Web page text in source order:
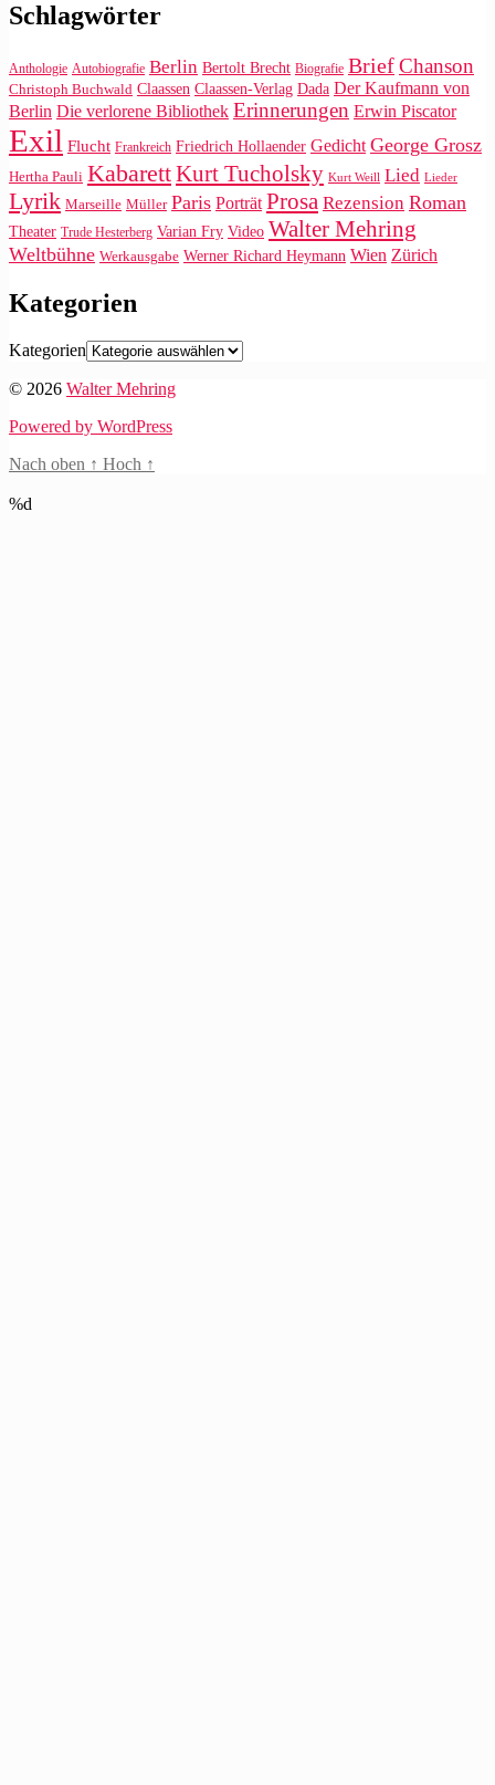
Schlagwörter
Anthologie Autobiografie Berlin Bertolt Brecht Biografie BriefChanson
Christoph Buchwald Claassen Claassen-Verlag Dada Der Kaufmann von
Berlin Die verlorene Bibliothek Erinnerungen Erwin Piscator
Exil Flucht Frankreich Friedrich Hollaender Gedicht George Grosz
Hertha Pauli KabarettKurt Tucholsky Kurt Weill Lied Lieder
Lyrik Marseille Müller Paris Porträt Prosa Rezension Roman
Theater Trude Hesterberg Varian Fry Video Walter Mehring
Weltbühne Werkausgabe Werner Richard Heymann Wien Zürich
Kategorien
Kategorien
© 2026 Walter Mehring
Powered by WordPress
Nach oben ↑ Hoch ↑
%d